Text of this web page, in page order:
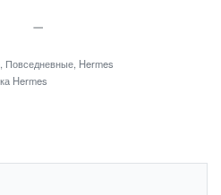
Повседневные Hermes
Hermes